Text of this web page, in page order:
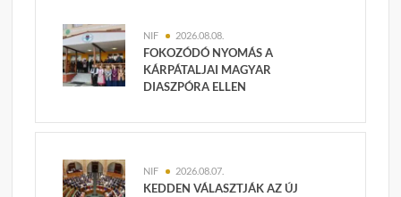
NIF 2026.08.08.
FOKOZÓDÓ NYOMÁS A
KÁRPÁTALJAI MAGYAR
DIASZPÓRA ELLEN
NIF 2026.08.07.
KEDDEN VÁLASZTJÁK AZ ÚJ